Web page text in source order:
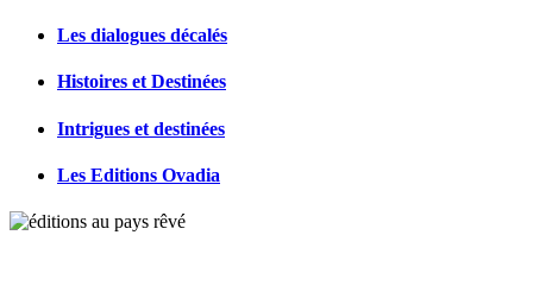
Les dialogues décalés
Histoires et Destinées
Intrigues et destinées
Les Editions Ovadia